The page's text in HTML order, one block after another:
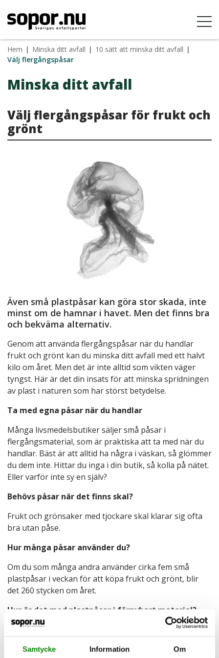
Samtycke Information Om
Hem | Minska ditt avfall | 10 sätt att minska ditt avfall |
Välj flergångspåsar
Minska ditt avfall
Välj flergångspåsar för frukt och
grönt
Även små plastpåsar kan göra stor skada, inte
minst om de hamnar i havet. Men det finns bra
och bekväma alternativ.
Genom att använda flergångspåsar när du handlar
frukt och grönt kan du minska ditt avfall med ett halvt
kilo om året. Men det är inte alltid som vikten väger
tyngst. Här är det din insats för att minska spridningen
av plast i naturen som har störst betydelse.
Ta med egna påsar när du handlar
Många livsmedelsbutiker säljer små påsar i
flergångsmaterial, som är praktiska att ta med när du
handlar. Bäst är att alltid ha några i väskan, så glömmer
du dem inte. Hittar du inga i din butik, så kolla på nätet.
Eller varför inte sy en själv?
Behövs påsar när det finns skal?
Frukt och grönsaker med tjockare skal klarar sig ofta
bra utan påse.
Hur många påsar använder du?
Om du som många andra använder cirka fem små
plastpåsar i veckan för att köpa frukt och grönt, blir
det 260 stycken om året.
Hur är det med plastpåsar i förnybart material?
Även så kallad bioplast och komposterbar plast har
bryta ner och ställer till med problem i våra